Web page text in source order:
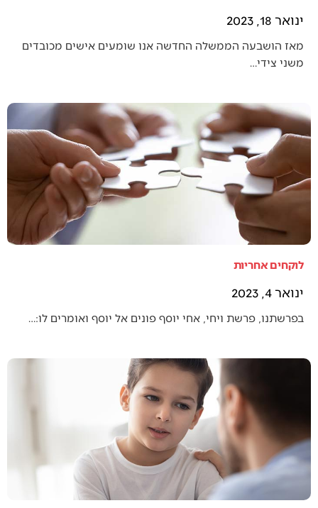
ינואר 18, 2023
מאז הושבעה הממשלה החדשה אנו שומעים אישים מכובדים
משני צידי…
לוקחים אחריות
ינואר 4, 2023
בפרשתנו, פרשת ויחי, אחי יוסף פונים אל יוסף ואומרים לו:…